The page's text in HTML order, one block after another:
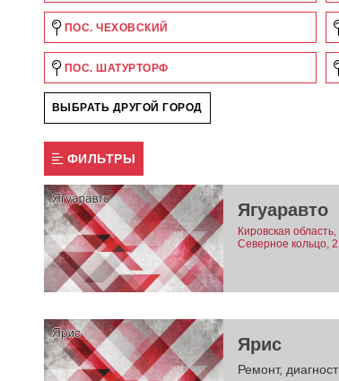
ПОС. ЧЕХОВСКИЙ
ПОС. ШАТУРТОРФ
ВЫБРАТЬ ДРУГОЙ ГОРОД
ФИЛЬТРЫ
Ягуаравто
Кировская
Северное кольцо,
Ярис
Ремонт,